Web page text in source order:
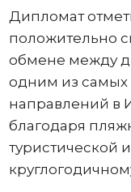
Дипломат
положительно
обмене между
одним из самых
направлений в
благодаря
туристической